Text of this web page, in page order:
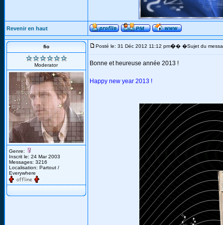
Revenir en haut
fio
Moderator
Genre:
Inscrit le: 24 Mar 2003
Messages: 3216
Localisation: Partout /
Everywhere
Posté le: 31 Déc 2012 11:12 pm�� �Sujet du
Bonne et heureuse année 2013 !
Happy new year 2013 !